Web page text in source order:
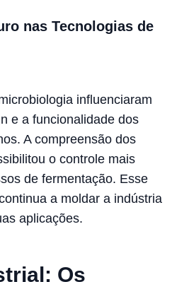
nas Tecnologias de
influenciaram
e a funcionalidade dos
A compreensão dos
o controle mais
de fermentação. Esse
a moldar a indústria
aplicações.
Os